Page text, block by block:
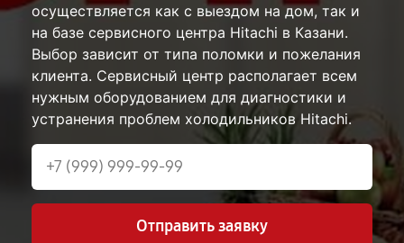
осуществляется как с выездом на дом, так и
на базе сервисного центра Hitachi в Казани.
Выбор зависит от типа поломки и пожелания
клиента. Сервисный центр располагает всем
нужным оборудованием для диагностики и
устранения проблем холодильников Hitachi.
Отправить заявку